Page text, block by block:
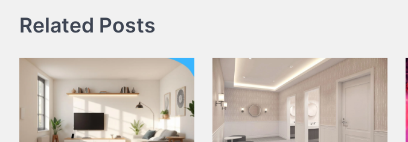
Related Posts